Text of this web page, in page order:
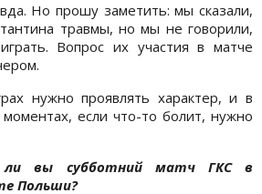
Но прошу заметить: мы сказали,
травмы, но мы не говорили,
Вопрос их участия в матче
нужно проявлять характер, и в
если что-то болит, нужно
ли вы субботний матч ГКС в
Польши?